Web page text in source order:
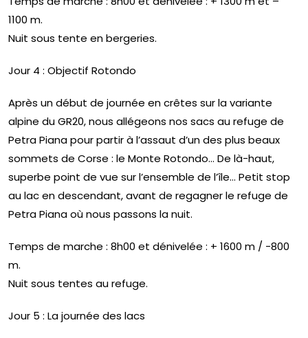
1100 m.
Nuit sous tente en bergeries.
Jour 4 : Objectif Rotondo
Après un début de journée en crêtes sur la variante
alpine du GR20, nous allégeons nos sacs au refuge de
Petra Piana pour partir à l’assaut d’un des plus beaux
sommets de Corse : le Monte Rotondo… De là-haut,
superbe point de vue sur l’ensemble de l’île… Petit stop
au lac en descendant, avant de regagner le refuge de
Petra Piana où nous passons la nuit.
Temps de marche : 8h00 et dénivelée : + 1600 m / -800
m.
Nuit sous tentes au refuge.
Jour 5 : La journée des lacs